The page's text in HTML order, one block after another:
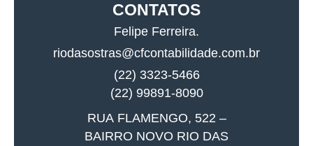
CONTATOS
Felipe Ferreira.
riodasostras@cfcontabilidade.com.br
(22) 3323-5466
(22) 99891-8090
RUA FLAMENGO, 522 –
BAIRRO NOVO RIO DAS